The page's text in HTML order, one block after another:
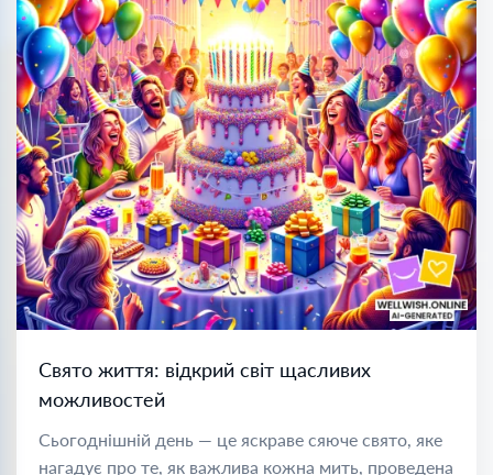
Свято життя: відкрий світ щасливих
можливостей
Сьогоднішній день — це яскраве сяюче свято, яке
нагадує про те, як важлива кожна мить, проведена